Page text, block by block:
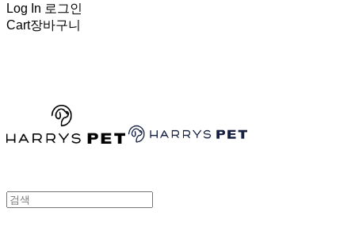
Log In 로그인
Cart장바구니